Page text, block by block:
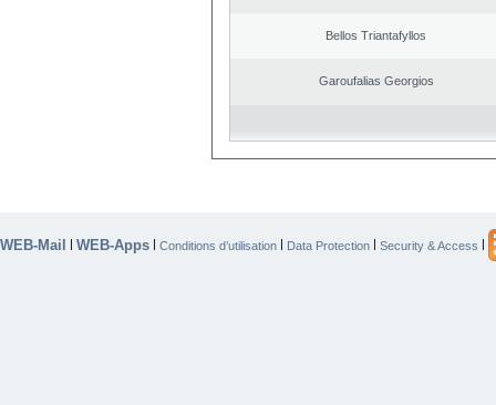
Bellos Triantafyllos
Garoufalias Georgios
WEB-Mail | WEB-Apps | Conditions d’utilisation | Data Protection | Security & Access |